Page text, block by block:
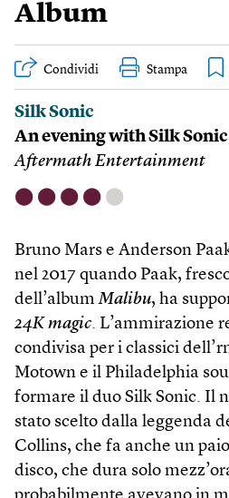
Album
Condividi Stampa
Silk Sonic
An evening with Silk Sonic
Aftermath Entertainment
⬤ ⬤ ⬤ ⬤ ⬤
Bruno Mars e Anderson
nel 2017 quando Paak,
dell’albumMalibu, ha
24K magic. L’ammirazione
condivisa per i classici
Motown e il Philadelphia
formare il duo Silk Sonic. Il
stato scelto dalla leggenda
Collins, che fa anche un
disco, che dura solo